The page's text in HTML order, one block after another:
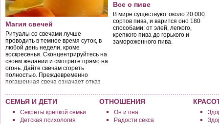
Магия свечей
Ритуалы со свечами лучше
проводить в темное время суток, в
любой день недели, кроме
воскресенья. Сконцентрируйтесь на
своем желании и смотрите прямо на
огонь. Дайте свечам сгореть
полностью. Преждевременно
погашенная свеча означает отказ
Все о пиве
В мире существуют около 20 000
сортов пива, и варится оно 180
способами: от элей, легкого,
крепкого пива до горького и
замороженного пива.
СЕМЬЯ И ДЕТИ
Секреты крепкой семьи
Детская психология
ОТНОШЕНИЯ
Он и она
Радости секса